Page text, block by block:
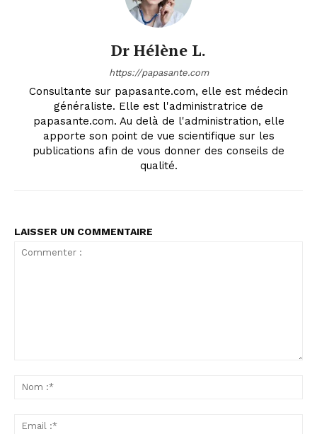
Dr Hélène L.
https://papasante.com
Consultante sur papasante.com, elle est médecin
généraliste. Elle est l'administratrice de
papasante.com. Au delà de l'administration, elle
apporte son point de vue scientifique sur les
publications afin de vous donner des conseils de
qualité.
LAISSER UN COMMENTAIRE